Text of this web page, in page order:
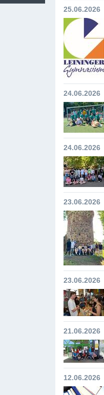
25.06.2026
24.06.2026
24.06.2026
23.06.2026
23.06.2026
21.06.2026
12.06.2026